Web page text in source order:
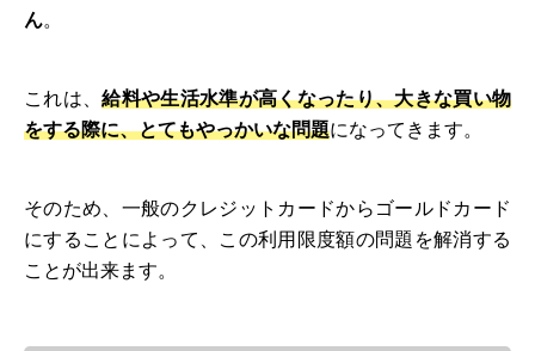
ん。
これは、給料や生活水準が高くなったり、大きな買い物
をする際に、とてもやっかいな問題になってきます。
そのため、一般のクレジットカードからゴールドカード
にすることによって、この利用限度額の問題を解消する
ことが出来ます。